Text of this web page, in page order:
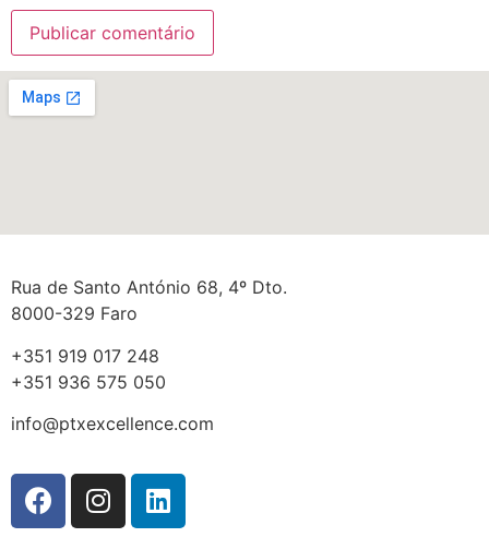
Rua de Santo António 68, 4º Dto.
8000-329 Faro
+351 919 017 248
+351 936 575 050
info@ptxexcellence.com